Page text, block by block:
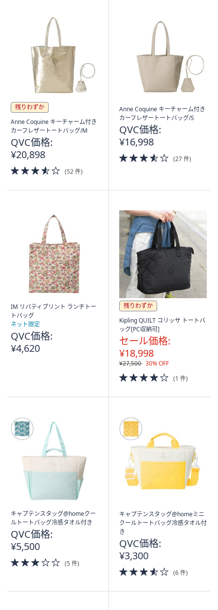
残りわずか
Anne Coquine キーチャーム付き
カーフレザートートバッグ/M
QVC価格:
¥20,898
3.5
of
(52 件)
Anne Coquine キーチャーム付き
カーフレザートートバッグ/S
QVC価格:
¥16,998
3.5
of
(27 件)
IM リバティプリント ランチトー
トバッグ
ネット限定
QVC価格:
¥4,620
残りわずか
Kipling QUILT コリッサ トートバ
ッグ[PC収納可]
セール価格:
¥18,998
¥27,500 30% OFF
4.0
of
(1 件)
キャプテンスタッグ@homeクー
ルトートバッグ冷感タオル付き
QVC価格:
¥5,500
3.0
of
(5 件)
キャプテンスタッグ@homeミニ
クールトートバッグ冷感タオル付
き
QVC価格:
¥3,300
3.5
of
(6 件)